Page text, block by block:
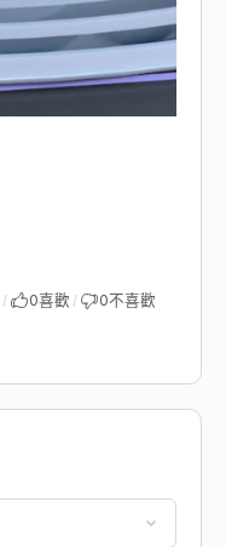
/ 0喜歡 / 0不喜歡